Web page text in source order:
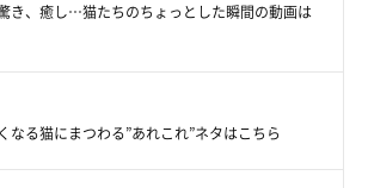
き、癒し…猫たちのちょっとした瞬間の動画は
なる猫にまつわる”あれこれ”ネタはこちら